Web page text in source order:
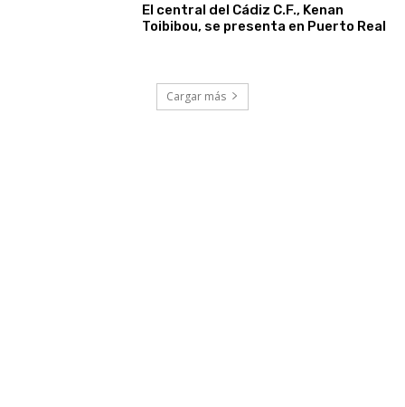
El central del Cádiz C.F., Kenan
Toibibou, se presenta en Puerto Real
Cargar más